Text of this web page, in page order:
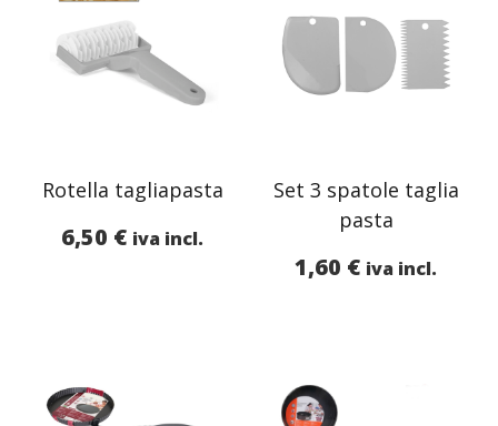
Rotella tagliapasta
6,50 € iva incl.
Set 3 spatole taglia
pasta
1,60 € iva incl.